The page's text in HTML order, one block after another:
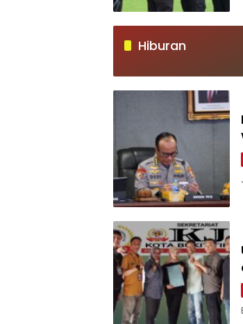
Hiburan